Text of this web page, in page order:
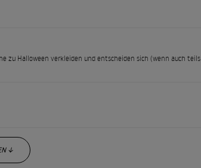
zu Halloween verkleiden und entscheiden sich (wenn auch teils
↓